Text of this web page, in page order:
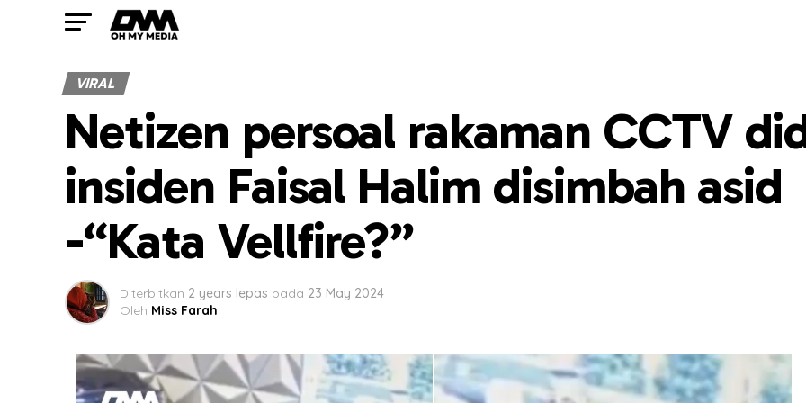
VIRAL
Netizen persoal rakaman CCTV
insiden Faisal Halim disimbah asid
-“Kata Vellfire?”
Diterbitkan 2 years lepas pada 23 May 2024
Oleh Miss Farah